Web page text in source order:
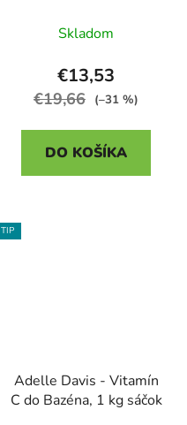
Skladom
€13,53
€19,66 (–31 %)
DO KOŠÍKA
TIP
Adelle Davis - Vitamín
C do Bazéna, 1 kg sáčok